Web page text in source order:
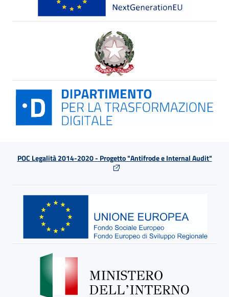
POC Legalità 2014-2020 - Progetto "Antifrode e Internal Audit"